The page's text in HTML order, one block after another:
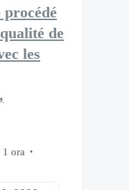
procédé
de
les
1 ora